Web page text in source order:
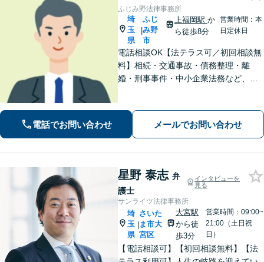
ふじみ野法律事務所
埼
玉
県
|
ふじ
み野
市
上福岡駅 か
ら徒歩8分
営業時間：本
日定休日
電話相談OK【法テラス可／初回相談無
料】相続・交通事故・債務整理・離
婚・刑事事件・中小企業法務など、お
へと導きます【休日夜間対応】【上福
岡駅8分】【駐車場あり】
電話でお問い合わせ メールでお問い合わせ
星野 泰志 弁
護士
インタビューを
見る
サンライツ法律事務所
埼
玉
県
|
さいた
ま市大
宮区
大宮駅
から徒
歩3分
営業時間：09:00~
21:00（土日祝
日）
【電話相談可】【初回相談無料】【法